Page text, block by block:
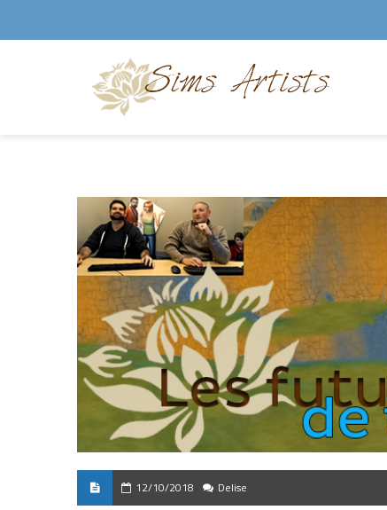
12/10/2018 Delise